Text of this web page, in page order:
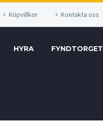
Köpvillkor Kontakta oss
HYRA FYNDTORGET